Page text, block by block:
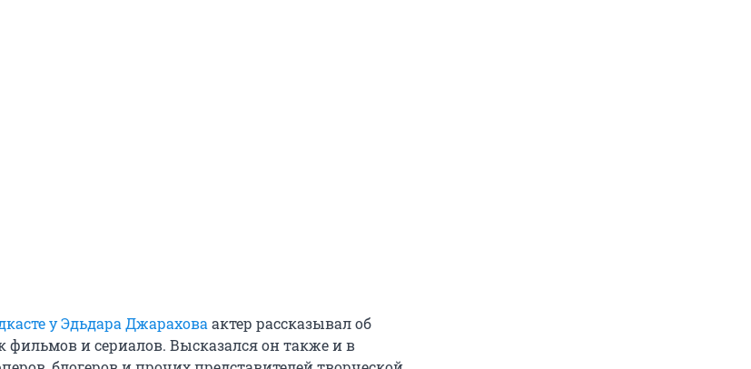
у Эдьдара Джарахова актер рассказывал об
фильмов и сериалов. Высказался он также и в